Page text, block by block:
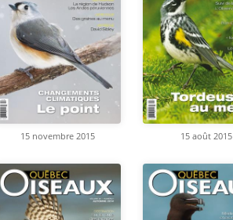
15 novembre 2015 15 août 2015